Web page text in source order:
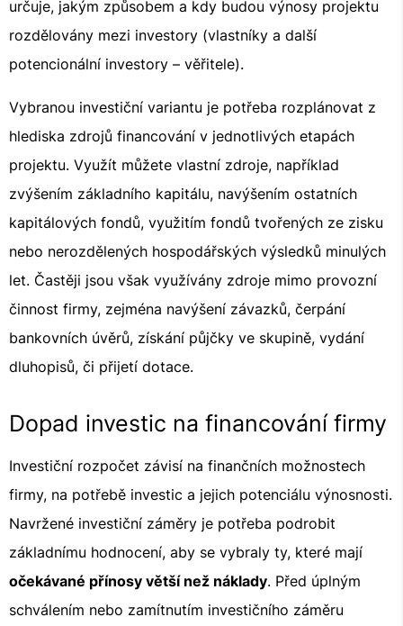
určuje, jakým způsobem a kdy budou výnosy projektu
rozdělovány mezi investory (vlastníky a další
potencionální investory – věřitele).
Vybranou investiční variantu je potřeba rozplánovat z
hlediska zdrojů financování v jednotlivých etapách
projektu. Využít můžete vlastní zdroje, například
zvýšením základního kapitálu, navýšením ostatních
kapitálových fondů, využitím fondů tvořených ze zisku
nebo nerozdělených hospodářských výsledků minulých
let. Častěji jsou však využívány zdroje mimo provozní
činnost firmy, zejména navýšení závazků, čerpání
bankovních úvěrů, získání půjčky ve skupině, vydání
dluhopisů, či přijetí dotace.
Dopad investic na financování firmy
Investiční rozpočet závisí na finančních možnostech
firmy, na potřebě investic a jejich potenciálu výnosnosti.
Navržené investiční záměry je potřeba podrobit
základnímu hodnocení, aby se vybraly ty, které mají
očekávané přínosy větší než náklady. Před úplným
schválením nebo zamítnutím investičního záměru